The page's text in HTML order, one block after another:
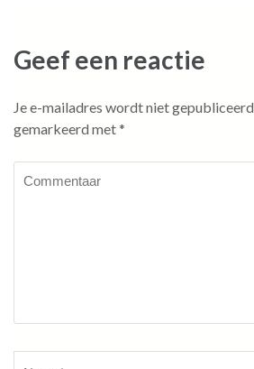
Geef een reactie
Je e-mailadres wordt niet gepubliceerd.
gemarkeerd met*